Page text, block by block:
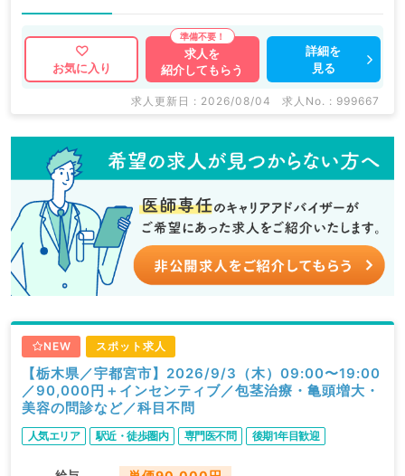
お気に入り
求人を
紹介してもらう
詳細を
見る
求人更新日 : 2026/08/04 求人No. : 999667
NEW スポット求人
【栃木県／宇都宮市】2026/9/3（木）09:00〜19:00
／90,000円＋インセンティブ／包茎治療・亀頭増大・
美容の問診など／科目不問
人気エリア 駅近・徒歩圏内 専門医不問 後期1年目歓迎